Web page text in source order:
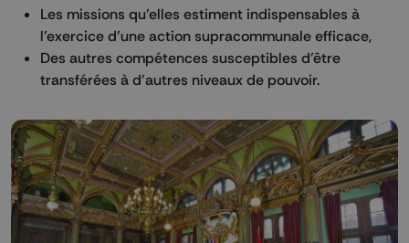
Les missions qu’elles estiment indispensables à
l’exercice d’une action supracommunale efficace,
Des autres compétences susceptibles d’être
transférées à d’autres niveaux de pouvoir.